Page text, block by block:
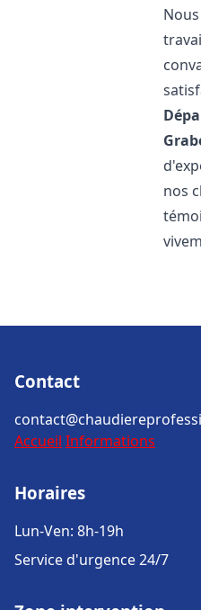
nos
Contact
Accueil Informations
Horaires
Lun-Ven: 8h-19h
Service d'urgence 24/7